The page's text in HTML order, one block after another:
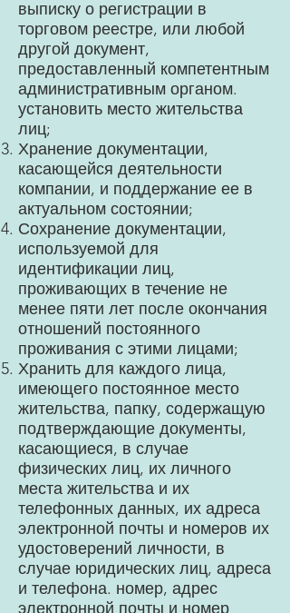
выписку о регистрации в
торговом реестре, или любой
другой документ,
предоставленный компетентным
административным органом.
установить место жительства
лиц;
Хранение документации,
касающейся деятельности
компании, и поддержание ее в
актуальном состоянии;
Сохранение документации,
используемой для
идентификации лиц,
проживающих в течение не
менее пяти лет после окончания
отношений постоянного
проживания с этими лицами;
Хранить для каждого лица,
имеющего постоянное место
жительства, папку, содержащую
подтверждающие документы,
касающиеся, в случае
физических лиц, их личного
места жительства и их
телефонных данных, их адреса
электронной почты и номеров их
удостоверений личности, в
случае юридических лиц, адреса
и телефона. номер, адрес
электронной почты и номер